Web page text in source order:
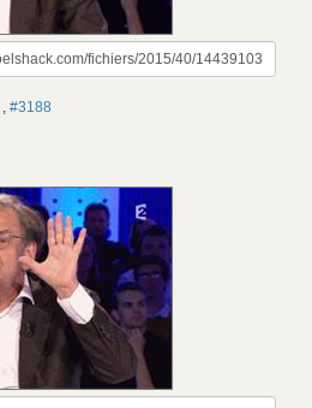
, #3188